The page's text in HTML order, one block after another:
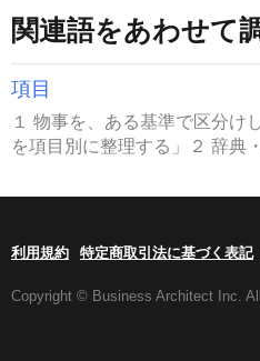
関連語をあわせて
項目
１ 物事を、ある基準で区分け
を項目別に整理する」２ 辞典
利用規約 特定商取引法に基づく表記
Copyright © Business Architect Inc.